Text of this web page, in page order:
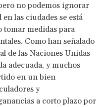
no podemos ignorar
las ciudades se está
tomar medidas para
Como han señalado
de las Naciones Unidas
adecuada, y muchos
en un bien
y
a corto plazo por